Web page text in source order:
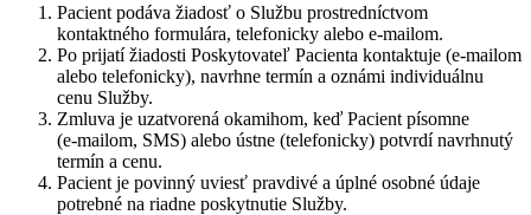
Pacient podáva žiadosť o Službu prostredníctvom
kontaktného formulára, telefonicky alebo e‑mailom.
Po prijatí žiadosti Poskytovateľ Pacienta kontaktuje (e‑mailom
alebo telefonicky), navrhne termín a oznámi individuálnu
cenu Služby.
Zmluva je uzatvorená okamihom, keď Pacient písomne
(e‑mailom, SMS) alebo ústne (telefonicky) potvrdí navrhnutý
termín a cenu.
Pacient je povinný uviesť pravdivé a úplné osobné údaje
potrebné na riadne poskytnutie Služby.